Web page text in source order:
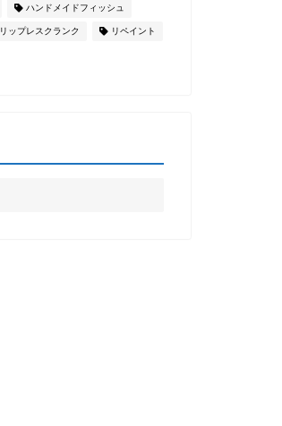
ハンドメイドフィッシュ
リップレスクランク リペイント